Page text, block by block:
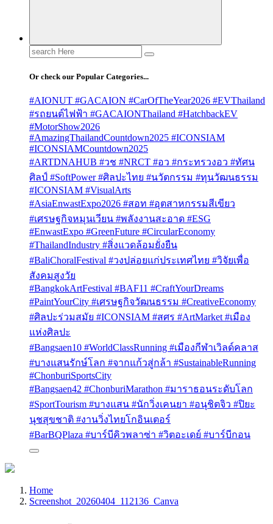
Search
for:
Or check our Popular Categories...
#AIONUT #GACAION #CarOfTheYear2026 #EVThailand
#รถยนต์ไฟฟ้า #GACAIONThailand #HatchbackEV
#MotorShow2026
#AmazingThailandCountdown2025 #ICONSIAM
#ICONSIAMCountdown2025
#ARTDNAHUB #วช #NRCT #อว #กระทรวงอว #ทัศน
ศิลป์ #SoftPower #ศิลปะไทย #นวัตกรรม #ทุนวัฒนธรรม
#ICONSIAM #VisualArts
#AsiaEnwastExpo2026 #สอท #อุตสาหกรรมสีเขียว
#เศรษฐกิจหมุนเวียน #พลังงานสะอาด #ESG
#EnwastExpo #GreenFuture #CircularEconomy
#ThailandIndustry #สิ่งแวดล้อมยั่งยืน
#BaliChoralFestival #วงปล่อยแก่ประเทศไทย #วิจัยเพื่อ
สังคมสูงวัย
#BangkokArtFestival #BAF11 #CraftYourDreams
#PaintYourCity #เศรษฐกิจวัฒนธรรม #CreativeEconomy
#ศิลปะร่วมสมัย #ICONSIAM #สศร #ArtMarket #เมือง
แห่งศิลปะ
#Bangsaen10 #WorldClassRunning #เมืองกีฬาเวิลด์คลาส
#บางแสนรักษ์โลก #จากแก้วสู่กล้า #SustainableRunning
#ChonburiSportsCity
#Bangsaen42 #ChonburiMarathon #มาราธอนระดับโลก
#SportTourism #บางแสน #นักวิ่งเคนยา #อนุชิตจิว #ปิยะ
นุชสุขชาติ #งานวิ่งไทยโกอินเตอร์
#BarBQPlaza #บาร์บีคิวพลาซ่า #วิตอะเดย์ #บาร์บีกอน
Home
Screenshot_20260404_112136_Canva